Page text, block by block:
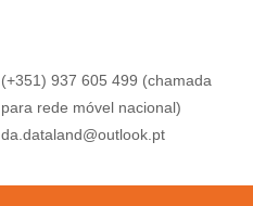
(+351) 937 605 499 (chamada
para rede móvel nacional)
da.dataland@outlook.pt